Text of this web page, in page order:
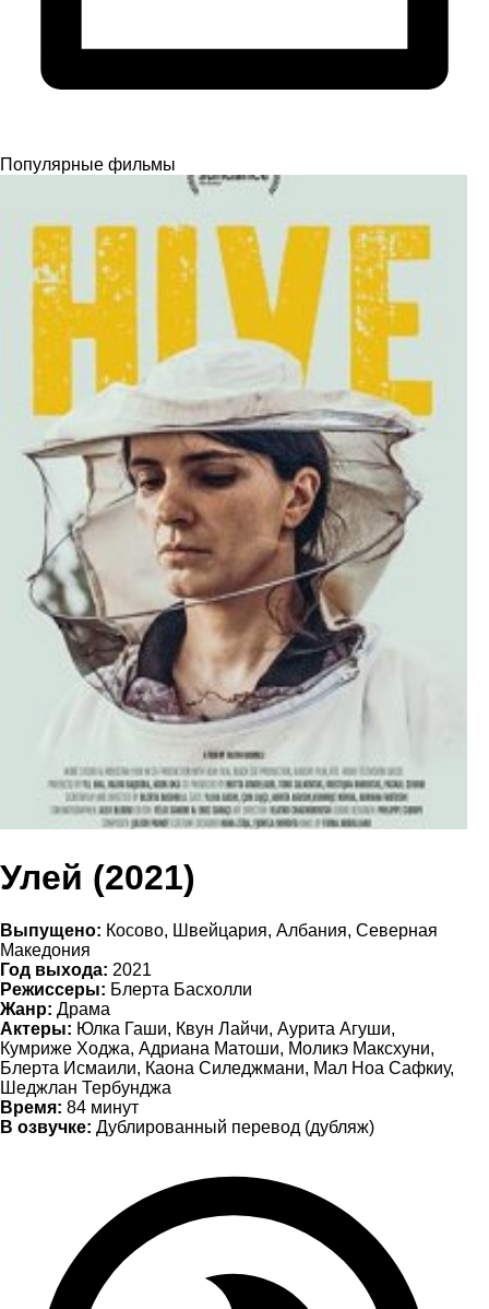
Популярные фильмы
Улей (2021)
Выпущено: Косово, Швейцария, Албания, Северная
Македония
Год выхода: 2021
Режиссеры: Блерта Басхолли
Жанр: Драма
Актеры: Юлка Гаши, Квун Лайчи, Аурита Агуши,
Кумриже Ходжа, Адриана Матоши, Моликэ Максхуни,
Блерта Исмаили, Каона Силеджмани, Мал Ноа Сафкиу,
Шеджлан Тербунджа
Время: 84 минут
В озвучке: Дублированный перевод (дубляж)